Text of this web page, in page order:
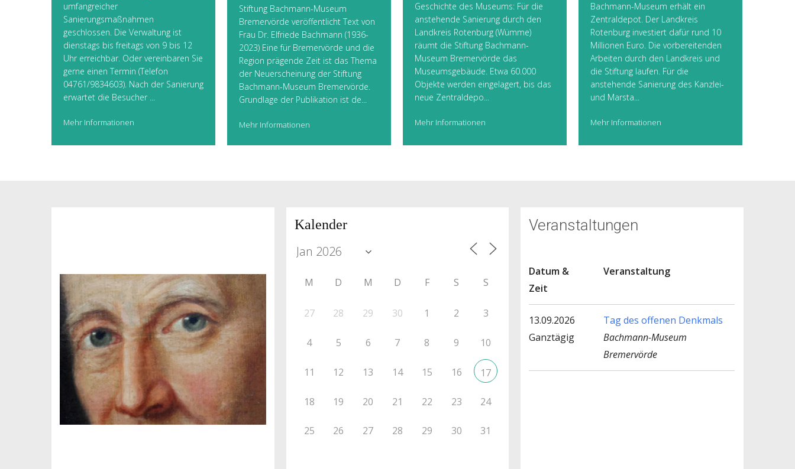
umfangreicher
Sanierungsmaßnahmen
geschlossen. Die Verwaltung ist
dienstags bis freitags von 9 bis 12
Uhr erreichbar. Oder vereinbaren Sie
gerne einen Termin (Telefon
04761/9834603). Nach der Sanierung
erwartet die Besucher ...
Mehr Informationen
Stiftung Bachmann-Museum
Bremervörde veröffentlicht Text von
Frau Dr. Elfriede Bachmann (1936-
2023) Eine für Bremervörde und die
Region prägende Zeit ist das Thema
der Neuerscheinung der Stiftung
Bachmann-Museum Bremervörde.
Grundlage der Publikation ist de...
Mehr Informationen
Geschichte des Museums: Für die
anstehende Sanierung durch den
Landkreis Rotenburg (Wümme)
räumt die Stiftung Bachmann-
Museum Bremervörde das
Museumsgebäude. Etwa 60.000
Objekte werden eingelagert, bis das
neue Zentraldepo...
Mehr Informationen
Bachmann-Museum erhält ein
Zentraldepot. Der Landkreis
Rotenburg investiert dafür rund 10
Millionen Euro. Die vorbereitenden
Arbeiten durch den Landkreis und
die Stiftung laufen. Für die
anstehende Sanierung des Kanzlei-
und Marsta...
Mehr Informationen
Kalender
M D M D F S S
27 28 29 30 1 2 3
4 5 6 7 8 9 10
11 12 13 14 15 16 17
18 19 20 21 22 23 24
25 26 27 28 29 30 31
Veranstaltungen
Datum &
Zeit
Veranstaltung
13.09.2026
Ganztägig
Tag des offenen Denkmals
Bachmann-Museum
Bremervörde